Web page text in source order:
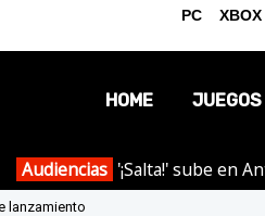
HOME JUEGOS
Audiencias '¡Salta!' sube en
lanzamiento
PC XBOX